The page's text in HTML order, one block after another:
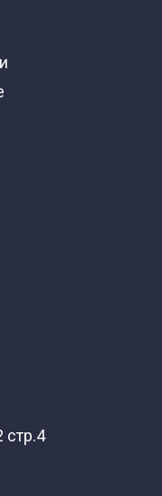
стр.4